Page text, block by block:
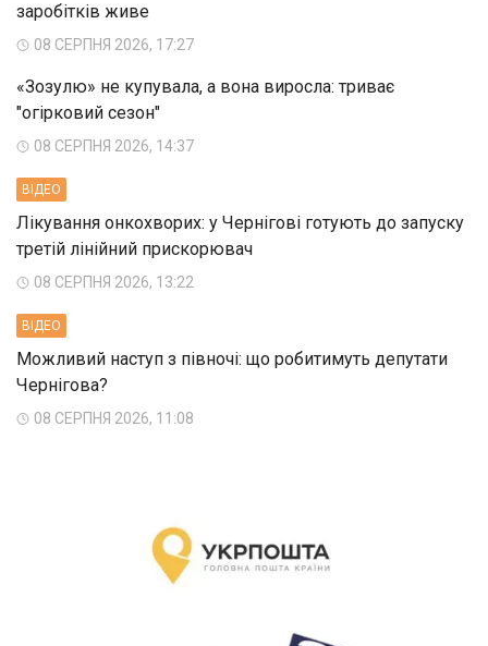
заробітків живе
08 СЕРПНЯ 2026, 17:27
«Зозулю» не купувала, а вона виросла: триває
"огірковий сезон"
08 СЕРПНЯ 2026, 14:37
ВIДЕО
Лікування онкохворих: у Чернігові готують до запуску
третій лінійний прискорювач
08 СЕРПНЯ 2026, 13:22
ВIДЕО
Можливий наступ з півночі: що робитимуть депутати
Чернігова?
08 СЕРПНЯ 2026, 11:08